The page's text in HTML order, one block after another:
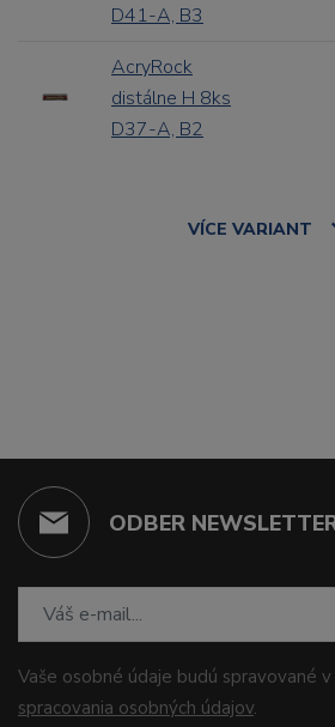
D41-A, B3
AcryRock
distálne H 8ks
D37-A, B2
VÍCE VARIANT
ODBER
Vaše osobné údaje budú spravované
spracovania osobných údajov.